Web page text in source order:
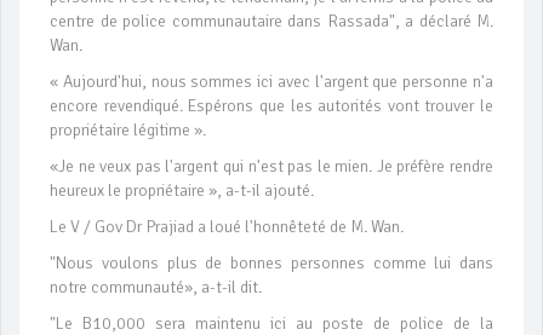
centre de police communautaire dans Rassada", a déclaré M.
Wan.
« Aujourd'hui, nous sommes ici avec l'argent que personne n'a
encore revendiqué. Espérons que les autorités vont trouver le
propriétaire légitime ».
«Je ne veux pas l'argent qui n'est pas le mien. Je préfère rendre
heureux le propriétaire », a-t-il ajouté.
Le V / Gov Dr Prajiad a loué l'honnêteté de M. Wan.
"Nous voulons plus de bonnes personnes comme lui dans
notre communauté», a-t-il dit.
"Le B10,000 sera maintenu ici au poste de police de la